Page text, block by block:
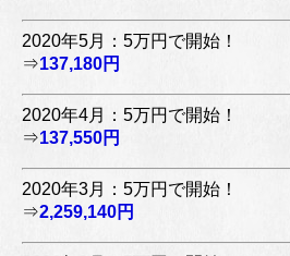
2020年5月：5万円で開始！
⇒137,180円
2020年4月：5万円で開始！
⇒137,550円
2020年3月：5万円で開始！
⇒2,259,140円